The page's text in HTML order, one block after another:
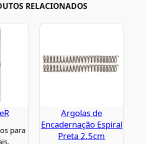
RELACIONADOS
para
Argolas de
Encadernação Espiral
Preta 2.5cm